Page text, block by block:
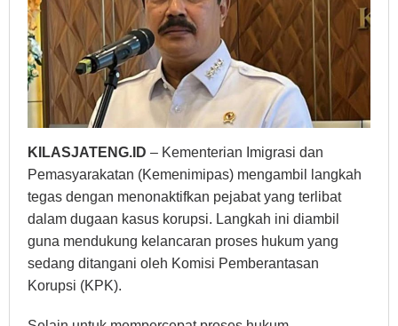
KILASJATENG.ID – Kementerian Imigrasi dan
Pemasyarakatan (Kemenimipas) mengambil langkah
tegas dengan menonaktifkan pejabat yang terlibat
dalam dugaan kasus korupsi. Langkah ini diambil
guna mendukung kelancaran proses hukum yang
sedang ditangani oleh Komisi Pemberantasan
Korupsi (KPK).